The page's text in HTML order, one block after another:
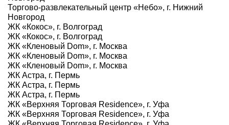
Торгово-развлекательный центр «Небо», г. Нижний
Новгород
ЖК «Кокос», г. Волгоград
ЖК «Кокос», г. Волгоград
ЖК «Кленовый Dom», г. Москва
ЖК «Кленовый Dom», г. Москва
ЖК «Кленовый Dom», г. Москва
ЖК Астра, г. Пермь
ЖК Астра, г. Пермь
ЖК Астра, г. Пермь
ЖК «Верхняя Торговая Residence», г. Уфа
ЖК «Верхняя Торговая Residence», г. Уфа